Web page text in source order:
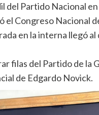
del Partido Nacional
el Congreso Nacional
en la interna llegó
filas del Partido de la
de Edgardo Novick.